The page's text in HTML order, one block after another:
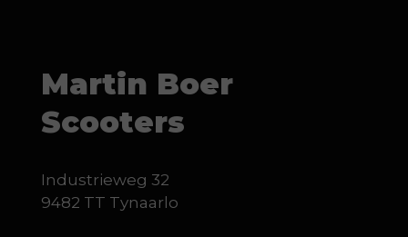
Martin Boer
Scooters
Industrieweg 32
9482 TT Tynaarlo